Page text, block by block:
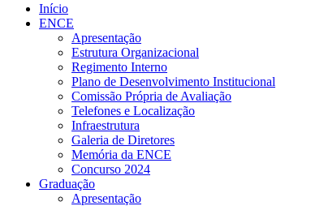
Início
ENCE
Apresentação
Estrutura Organizacional
Regimento Interno
Plano de Desenvolvimento Institucional
Comissão Própria de Avaliação
Telefones e Localização
Infraestrutura
Galeria de Diretores
Memória da ENCE
Concurso 2024
Graduação
Apresentação